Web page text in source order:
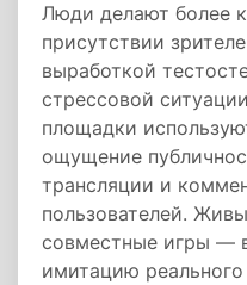
Люди делают более
присутствии
выработкой
стрессовой
площадки
ощущение
трансляции и
пользователей.
совместные игры —
имитацию